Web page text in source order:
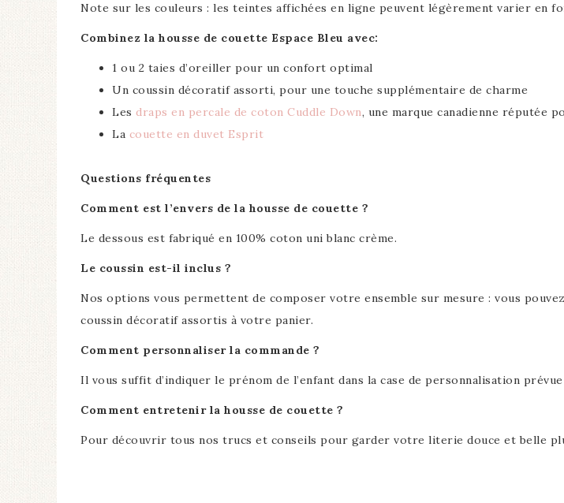
Note sur les couleurs : les teintes affichées en ligne peuvent légèrement varier en
Combinez la housse de couette Espace Bleu avec:
1 ou 2 taies d’oreiller pour un confort optimal
Un coussin décoratif assorti, pour une touche supplémentaire de charme
Les draps en percale de coton Cuddle Down, une marque canadienne réputée
La couette en duvet Esprit
Questions fréquentes
Comment est l’envers de la housse de couette ?
Le dessous est fabriqué en 100% coton uni blanc crème.
Le coussin est-il inclus ?
Nos options vous permettent de composer votre ensemble sur mesure : vous
coussin décoratif assortis à votre panier.
Comment personnaliser la commande ?
Il vous suffit d’indiquer le prénom de l’enfant dans la case de personnalisation
Comment entretenir la housse de couette ?
Pour découvrir tous nos trucs et conseils pour garder votre literie douce et belle